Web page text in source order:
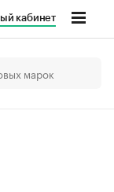
кабинет